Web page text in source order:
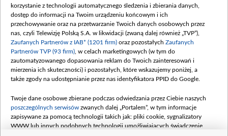
korzystanie z technologii automatycznego śledzenia i zbierania danych,
dostęp do informacji na Twoim urządzeniu końcowym i ich
przechowywanie oraz na przetwarzanie Twoich danych osobowych przez
nas, czyli Telewizję Polską S.A. w likwidacji (zwaną dalej również „TVP”),
Zaufanych Partnerów z IAB* (1201 firm) oraz pozostałych Zaufanych
Partnerów TVP (93 firm) , w celach marketingowych (w tym do
zautomatyzowanego dopasowania reklam do Twoich zainteresowań i
mierzenia ich skuteczności) i pozostałych, które wskazujemy poniżej, a
także zgody na udostępnianie przez nas identyfikatora PPID do Google.
Twoje dane osobowe zbierane podczas odwiedzania przez Ciebie naszych
poszczególnych serwisów zwanych dalej „Portalem”, w tym informacje
zapisywane za pomocą technologii takich jak: pliki cookie, sygnalizatory
WWW lub innych podobnych technologii umożliwiających świadczenie